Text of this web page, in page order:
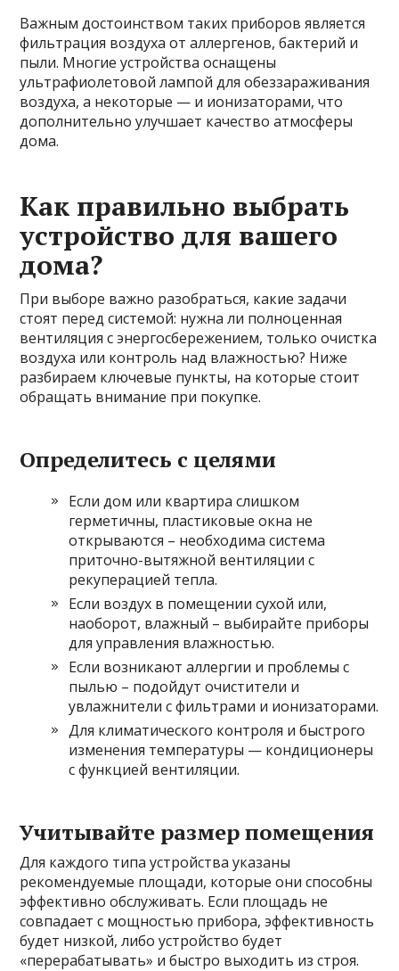
Важным достоинством таких приборов является
фильтрация воздуха от аллергенов, бактерий и
пыли. Многие устройства оснащены
ультрафиолетовой лампой для обеззараживания
воздуха, а некоторые — и ионизаторами, что
дополнительно улучшает качество атмосферы
дома.
Как правильно выбрать
устройство для вашего
дома?
При выборе важно разобраться, какие задачи
стоят перед системой: нужна ли полноценная
вентиляция с энергосбережением, только очистка
воздуха или контроль над влажностью? Ниже
разбираем ключевые пункты, на которые стоит
обращать внимание при покупке.
Определитесь с целями
Если дом или квартира слишком
герметичны, пластиковые окна не
открываются – необходима система
приточно-вытяжной вентиляции с
рекуперацией тепла.
Если воздух в помещении сухой или,
наоборот, влажный – выбирайте приборы
для управления влажностью.
Если возникают аллергии и проблемы с
пылью – подойдут очистители и
увлажнители с фильтрами и ионизаторами.
Для климатического контроля и быстрого
изменения температуры — кондиционеры
с функцией вентиляции.
Учитывайте размер помещения
Для каждого типа устройства указаны
рекомендуемые площади, которые они способны
эффективно обслуживать. Если площадь не
совпадает с мощностью прибора, эффективность
будет низкой, либо устройство будет
«перерабатывать» и быстро выходить из строя.